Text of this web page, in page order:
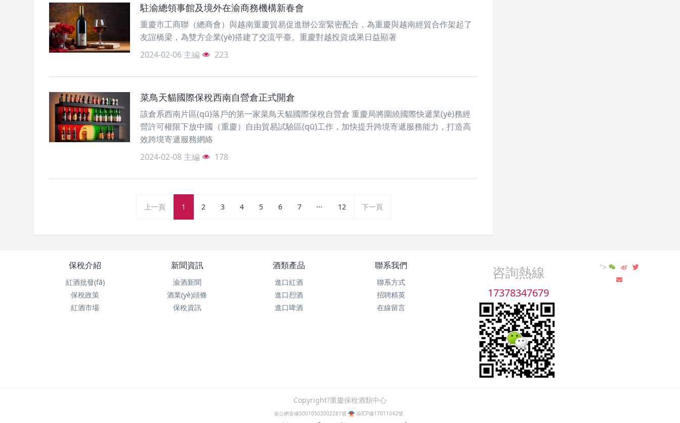
駐渝總領事館及境外在渝商務機構新春會
重慶市工商聯（總商會）與越南重慶貿易促進辦公室緊密配合，為重慶與越南經貿合作架起了
友誼橋梁，為雙方企業(yè)搭建了交流平臺。重慶對越投資成果日益顯著
2024-02-06 主編 223
菜鳥天貓國際保稅西南自營倉正式開倉
該倉系西南片區(qū)落戶的第一家菜鳥天貓國際保稅自營倉 重慶局將圍繞國際快遞業(yè)務經
營許可權限下放中國（重慶）自由貿易試驗區(qū)工作，加快提升跨境寄遞服務能力，打造高
效跨境寄遞服務網絡
2024-02-08 主編 178
上一頁 1 2 3 4 5 6 7 ... 12 下一頁
保稅介紹
紅酒批發(fā)
保稅政策
紅酒市場
新聞資訊
渝酒新聞
酒業(yè)頭條
保稅資訊
酒類產品
進口紅酒
進口烈酒
進口啤酒
聯系我們
聯系方式
招聘精英
在線留言
咨詢熱線
17378347679
">
Copyright?重慶保稅酒類中心
渝公網安備50010502002281號 渝ICP備17011042號